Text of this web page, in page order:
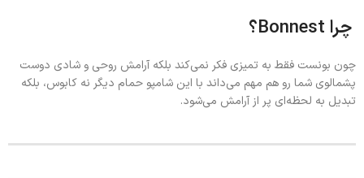
چرا Bonnest؟
چون بونست فقط به تمیزی فکر نمی‌کند بلکه آرامش روحی و شادی دوست
پشمالوی شما رو هم مهم می‌داند با این شامپو حمام دیگر نه کابوس، بلکه
تبدیل به لحظه‌ای پر از آرامش می‌شود.